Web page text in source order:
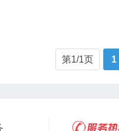
第1/1页 1